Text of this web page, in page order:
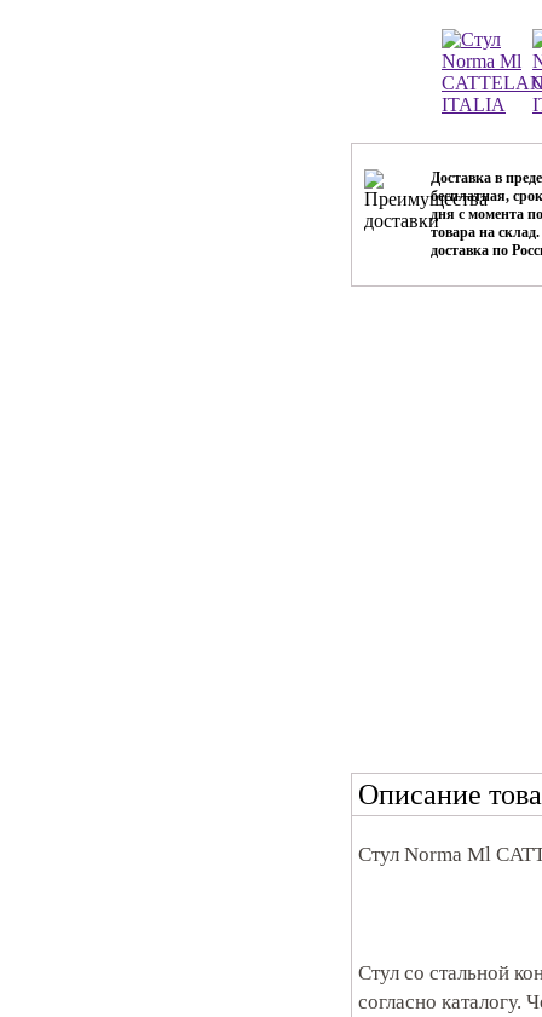
Доставка в
бесплатная,
дня с момента
товара на
доставка по
Описание
Стул Norma Ml
Стул со стальной
согласно каталогу.